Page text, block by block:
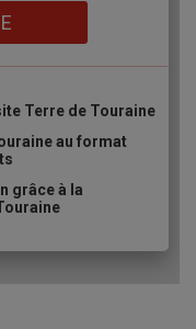
Terre de Touraine
au format
grâce à la